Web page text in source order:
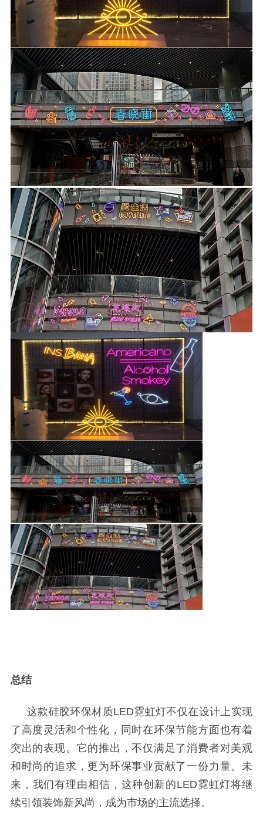
总结
这款硅胶环保材质LED霓虹灯不仅在设计上实现
了高度灵活和个性化，同时在环保节能方面也有着
突出的表现。它的推出，不仅满足了消费者对美观
和时尚的追求，更为环保事业贡献了一份力量。未
来，我们有理由相信，这种创新的LED霓虹灯将继
续引领装饰新风尚，成为市场的主流选择。